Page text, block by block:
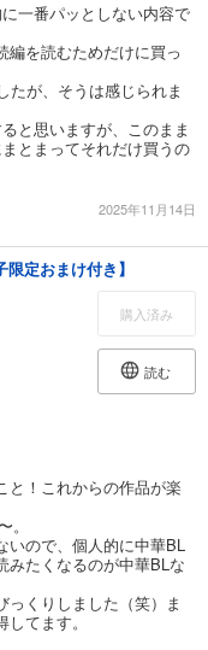
一番パッとしない内容で
編を読むためだけに買っ
たが、そうは感じられま
と思いますが、このまま
とまってそれだけ買うの
2025年11月14日
定おまけ付き】
購入済み
読む
と！これからの作品が楽
いので、個人的に中華BL
みたくなるのが中華BLな
くりしました（笑）ま
てます。